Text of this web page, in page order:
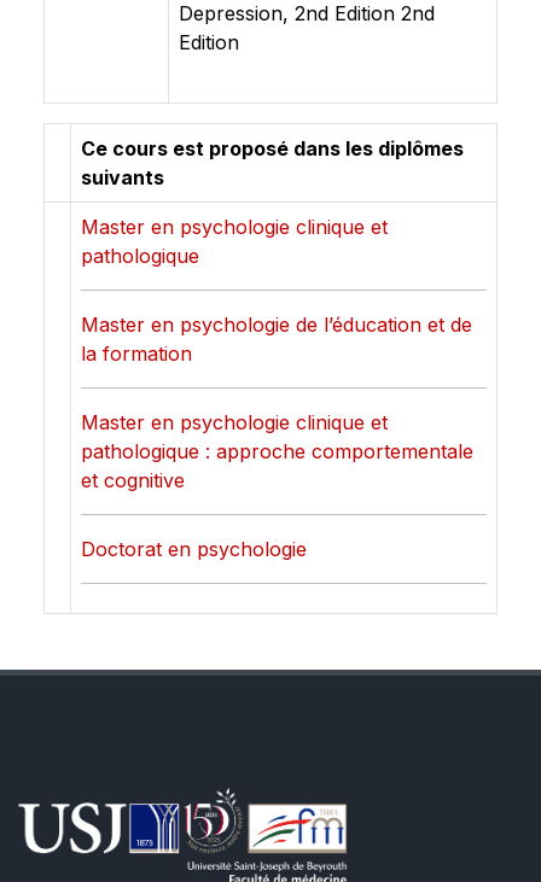
Depression, 2nd Edition 2nd
Edition
Ce cours est proposé dans les diplômes
suivants
Master en psychologie clinique et
pathologique
Master en psychologie de l’éducation et de
la formation
Master en psychologie clinique et
pathologique : approche comportementale
et cognitive
Doctorat en psychologie